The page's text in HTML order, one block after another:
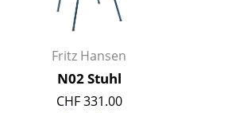
Zuhause
Wohnzimmer
Esszimmer
Fritz Hansen
N02 Stuhl
CHF 331.00